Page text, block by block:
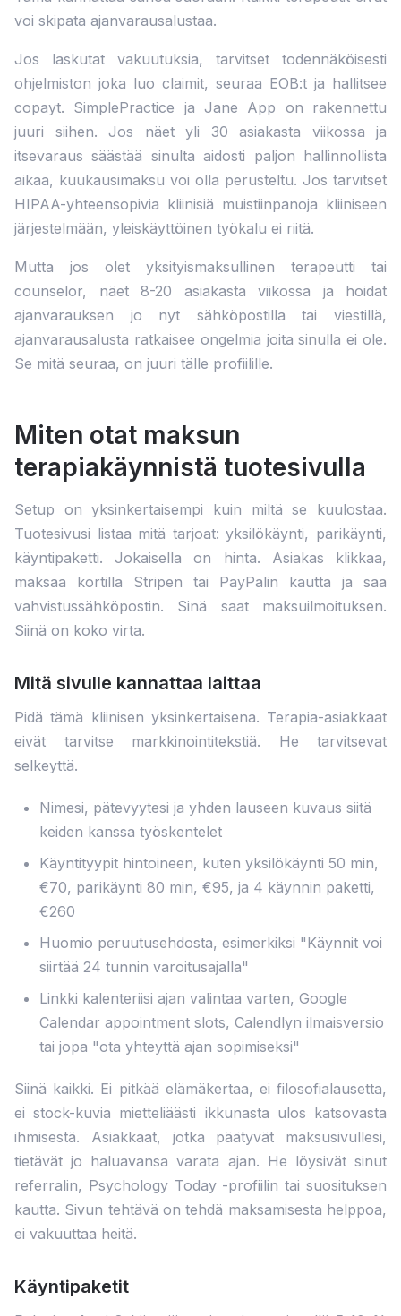
voi skipata ajanvarausalustaa.
Jos laskutat vakuutuksia, tarvitset todennäköisesti
ohjelmiston joka luo claimit, seuraa EOB:t ja hallitsee
copayt. SimplePractice ja Jane App on rakennettu
juuri siihen. Jos näet yli 30 asiakasta viikossa ja
itsevaraus säästää sinulta aidosti paljon hallinnollista
aikaa, kuukausimaksu voi olla perusteltu. Jos tarvitset
HIPAA-yhteensopivia kliinisiä muistiinpanoja kliiniseen
järjestelmään, yleiskäyttöinen työkalu ei riitä.
Mutta jos olet yksityismaksullinen terapeutti tai
counselor, näet 8-20 asiakasta viikossa ja hoidat
ajanvarauksen jo nyt sähköpostilla tai viestillä,
ajanvarausalusta ratkaisee ongelmia joita sinulla ei ole.
Se mitä seuraa, on juuri tälle profiilille.
Miten otat maksun
terapiakäynnistä tuotesivulla
Setup on yksinkertaisempi kuin miltä se kuulostaa.
Tuotesivusi listaa mitä tarjoat: yksilökäynti, parikäynti,
käyntipaketti. Jokaisella on hinta. Asiakas klikkaa,
maksaa kortilla Stripen tai PayPalin kautta ja saa
vahvistussähköpostin. Sinä saat maksuilmoituksen.
Siinä on koko virta.
Mitä sivulle kannattaa laittaa
Pidä tämä kliinisen yksinkertaisena. Terapia-asiakkaat
eivät tarvitse markkinointitekstiä. He tarvitsevat
selkeyttä.
Nimesi, pätevyytesi ja yhden lauseen kuvaus siitä
keiden kanssa työskentelet
Käyntityypit hintoineen, kuten yksilökäynti 50 min,
€70, parikäynti 80 min, €95, ja 4 käynnin paketti,
€260
Huomio peruutusehdosta, esimerkiksi "Käynnit voi
siirtää 24 tunnin varoitusajalla"
Linkki kalenteriisi ajan valintaa varten, Google
Calendar appointment slots, Calendlyn ilmaisversio
tai jopa "ota yhteyttä ajan sopimiseksi"
Siinä kaikki. Ei pitkää elämäkertaa, ei filosofialausetta,
ei stock-kuvia mietteliäästi ikkunasta ulos katsovasta
ihmisestä. Asiakkaat, jotka päätyvät maksusivullesi,
tietävät jo haluavansa varata ajan. He löysivät sinut
referralin, Psychology Today -profiilin tai suosituksen
kautta. Sivun tehtävä on tehdä maksamisesta helppoa,
ei vakuuttaa heitä.
Käyntipaketit